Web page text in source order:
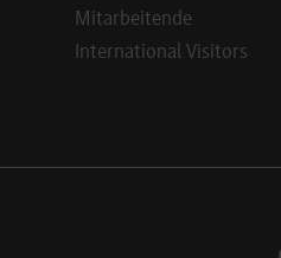
Mitarbeitende
International Visitors